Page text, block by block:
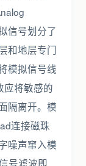
信号划分了
和地层专门
模拟信号线
应将敏感的
隔离开。模
连接磁珠
噪声窜入模
号滤波即